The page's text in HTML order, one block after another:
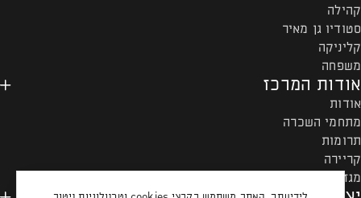
קהילה
סטודיו גן מאיר
קליניקה
משפחה
אודות המרכז
אודות
מתחמי השכרה
תרומות
קריירה
מגזין המרכז